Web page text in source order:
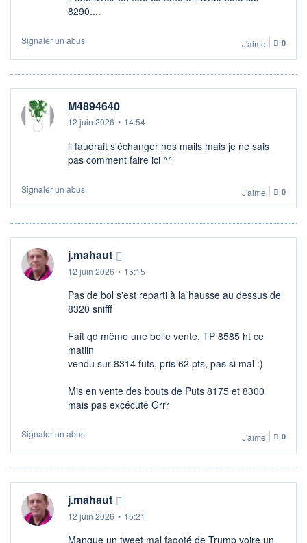
8290....
Signaler un abus J'aime 0
M4894640
12 juin 2026 • 14:54
il faudrait s'échanger nos mails mais je ne sais
pas comment faire ici ^^
Signaler un abus J'aime 0
j.mahaut
12 juin 2026 • 15:15
Pas de bol s'est reparti à la hausse au dessus de
8320 snifff
Fait qd même une belle vente, TP 8585 ht ce
matiin
vendu sur 8314 futs, pris 62 pts, pas si mal :)
Mis en vente des bouts de Puts 8175 et 8300
mais pas excécuté Grrr
Signaler un abus J'aime 0
j.mahaut
12 juin 2026 • 15:21
Manque un tweet mal fagoté de Trump voire un